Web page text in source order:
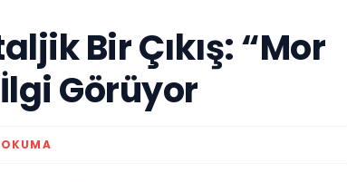
Bir Çıkış: “Mor
Görüyor